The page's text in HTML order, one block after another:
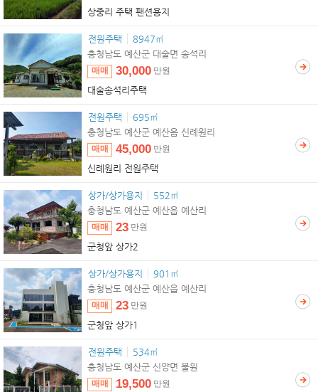
상중리 주택 팬션용지
전원주택 8947㎡
대술송석리주택
매매 30,000 만원
충청남도 예산군 대술면 송석리
전원주택 695㎡
신례원리 전원주택
매매 45,000 만원
충청남도 예산군 예산읍 신례원리
상가/상가용지 552㎡
군청앞 상가2
매매 23 만원
충청남도 예산군 예산읍 예산리
상가/상가용지 901㎡
군청앞 상가1
매매 23 만원
충청남도 예산군 예산읍 예산리
전원주택 534㎡
매매 19,500 만원
충청남도 예산군 신양면 불원